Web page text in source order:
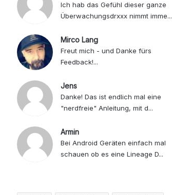
Ich hab das Gefühl dieser ganze
Überwachungsdrxxx nimmt imme...
Mirco Lang
Freut mich - und Danke fürs
Feedback!...
Jens
Danke! Das ist endlich mal eine
"nerdfreie" Anleitung, mit d...
Armin
Bei Android Geräten einfach mal
schauen ob es eine Lineage D...